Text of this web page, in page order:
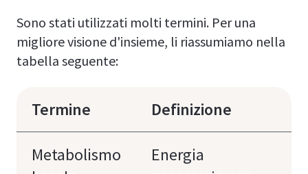
Sono stati utilizzati molti termini. Per una
migliore visione d'insieme, li riassumiamo nella
tabella seguente:
Termine Definizione
Metabolismo
Energia